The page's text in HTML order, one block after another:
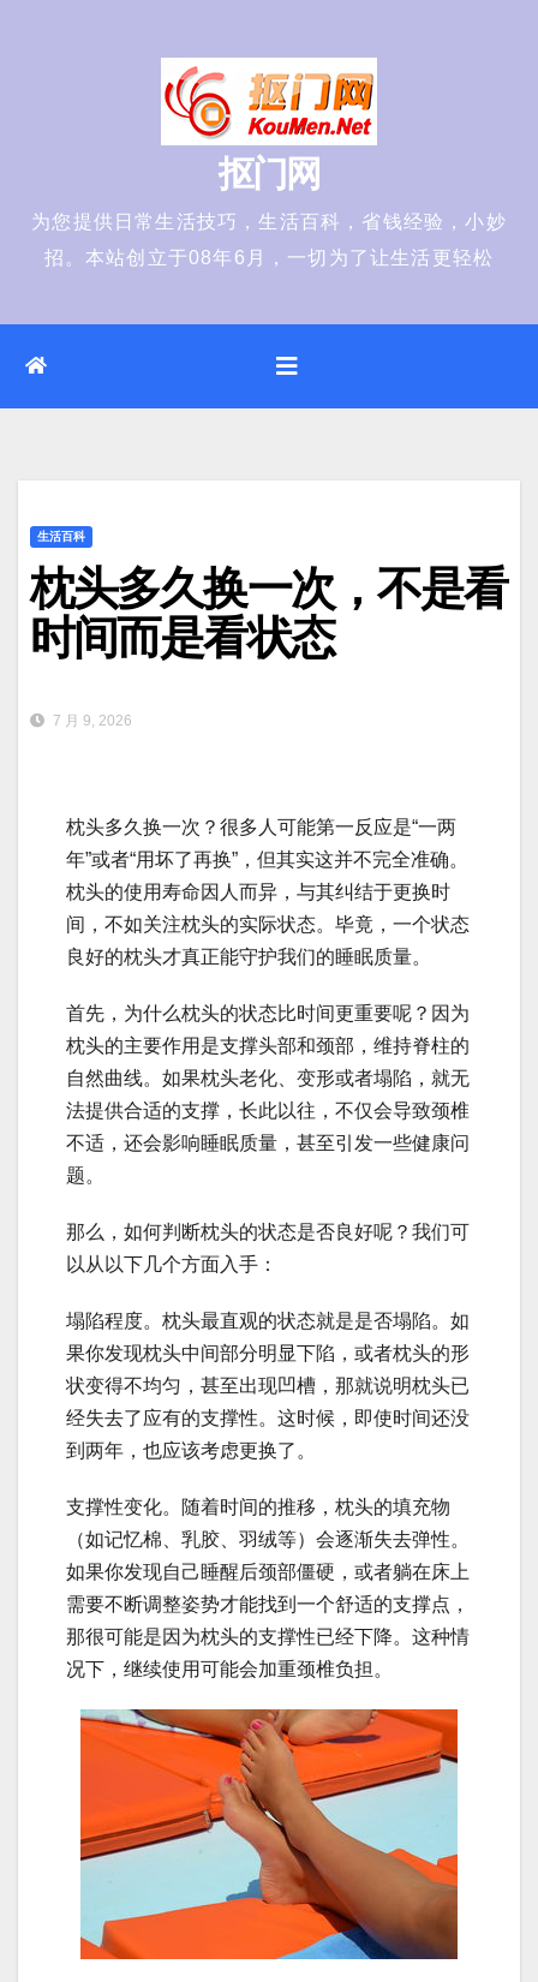
抠门网
为您提供日常生活技巧，生活百科，省钱经验，小妙
招。本站创立于08年6月，一切为了让生活更轻松
生活百科
枕头多久换一次，不是看
时间而是看状态
7 月 9, 2026
枕头多久换一次？很多人可能第一反应是“一两
年”或者“用坏了再换”，但其实这并不完全准确。
枕头的使用寿命因人而异，与其纠结于更换时
间，不如关注枕头的实际状态。毕竟，一个状态
良好的枕头才真正能守护我们的睡眠质量。
首先，为什么枕头的状态比时间更重要呢？因为
枕头的主要作用是支撑头部和颈部，维持脊柱的
自然曲线。如果枕头老化、变形或者塌陷，就无
法提供合适的支撑，长此以往，不仅会导致颈椎
不适，还会影响睡眠质量，甚至引发一些健康问
题。
那么，如何判断枕头的状态是否良好呢？我们可
以从以下几个方面入手：
塌陷程度。枕头最直观的状态就是是否塌陷。如
果你发现枕头中间部分明显下陷，或者枕头的形
状变得不均匀，甚至出现凹槽，那就说明枕头已
经失去了应有的支撑性。这时候，即使时间还没
到两年，也应该考虑更换了。
支撑性变化。随着时间的推移，枕头的填充物
（如记忆棉、乳胶、羽绒等）会逐渐失去弹性。
如果你发现自己睡醒后颈部僵硬，或者躺在床上
需要不断调整姿势才能找到一个舒适的支撑点，
那很可能是因为枕头的支撑性已经下降。这种情
况下，继续使用可能会加重颈椎负担。